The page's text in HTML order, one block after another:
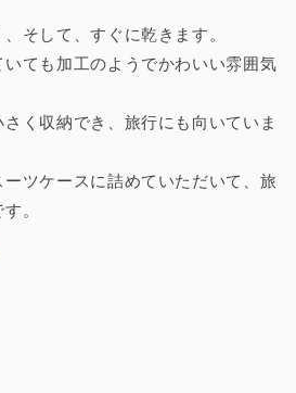
そして、すぐに乾きます。
いても加工のようでかわいい雰囲気
く収納でき、旅行にも向いていま
ーツケースに詰めていただいて、旅
。